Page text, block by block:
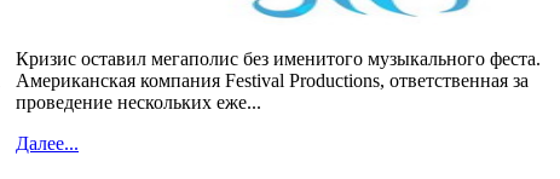
Кризис оставил мегаполис без именитого музыкального феста.
Американская компания Festival Productions, ответственная за
проведение нескольких еже...
Далее...